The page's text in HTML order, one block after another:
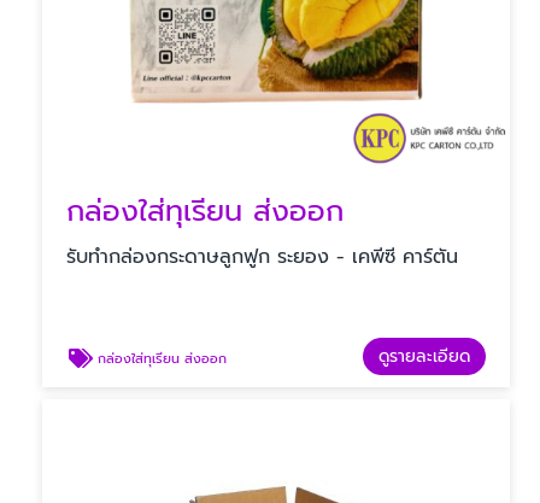
กล่องใส่ทุเรียน ส่งออก
รับทํากล่องกระดาษลูกฟูก ระยอง - เคพีซี คาร์ตัน
กล่องใส่ทุเรียน ส่งออก ดูรายละเอียด